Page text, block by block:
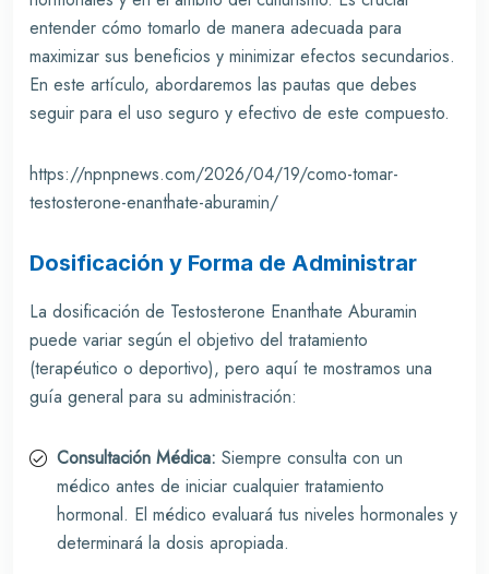
entender cómo tomarlo de manera adecuada para
maximizar sus beneficios y minimizar efectos secundarios.
En este artículo, abordaremos las pautas que debes
seguir para el uso seguro y efectivo de este compuesto.
https://npnpnews.com/2026/04/19/como-tomar-
testosterone-enanthate-aburamin/
Dosificación y Forma de Administrar
La dosificación de Testosterone Enanthate Aburamin
puede variar según el objetivo del tratamiento
(terapéutico o deportivo), pero aquí te mostramos una
guía general para su administración:
Consultación Médica: Siempre consulta con un
médico antes de iniciar cualquier tratamiento
hormonal. El médico evaluará tus niveles hormonales y
determinará la dosis apropiada.